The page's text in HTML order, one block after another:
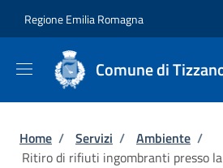
Regione Emilia Romagna
Comune di
Briciole di pane
Home / Servizi / Ambiente /
Ritiro di rifiuti ingombranti presso